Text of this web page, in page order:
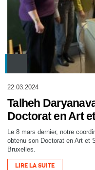
22.03.2024
Talheh
Doctorat en Art
Le 8 mars dernier, notre
obtenu son Doctorat en Art et
Bruxelles.
LIRE LA SUITE